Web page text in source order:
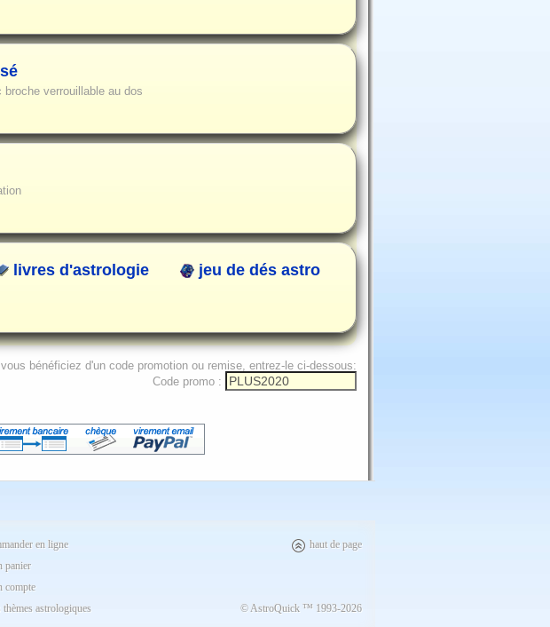
verrouillable au dos
livres d'astrologie jeu de dés astro
bénéficiez d'un code promotion ou remise, entrez-le ci-dessous:
Code promo :
en ligne
panier
compte
thèmes astrologiques
haut de page
© AstroQuick ™ 1993-2026